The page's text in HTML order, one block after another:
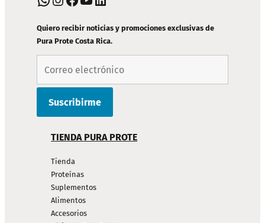
PÁGINA
Quiero recibir noticias y promociones exclusivas de
Pura Prote Costa Rica.
TIENDA PURA PROTE
Tienda
Proteínas
Suplementos
Alimentos
Accesorios